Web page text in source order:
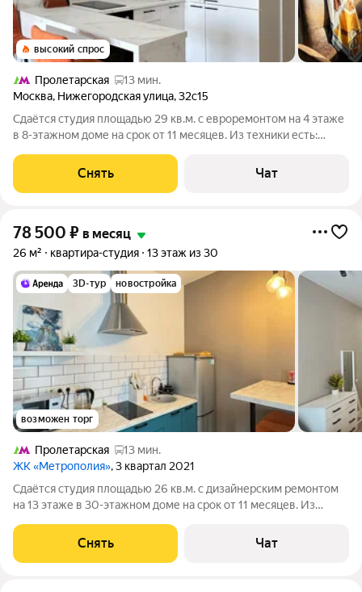
высокий спрос
Пролетарская
13 мин.
Москва, Нижегородская улица,32с15
Сдаётся студия площадью 29 кв.м. с евроремонтом на 4 этаже
в 8-этажном доме на срок от 11 месяцев. Из техники есть:
Кондиционер Микроволновка Пылесос Дом - панельный, окна
выходят на улицу.
Снять Чат
78 500 ₽ в месяц
26 м² квартира-студия 13 этаж из 30
3D-тур новостройка
возможен торг
Пролетарская
13 мин.
ЖК «Метрополия», 3 квартал 2021
Сдаётся студия площадью 26 кв.м. с дизайнерским ремонтом
на 13 этаже в 30-этажном доме на срок от 11 месяцев. Из
Кондиционер Микроволновка Дом - монолитный, окна
выходят во двор. Есть
Снять Чат